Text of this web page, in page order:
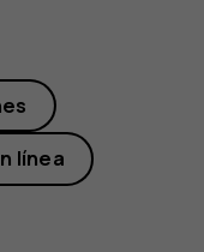
línea